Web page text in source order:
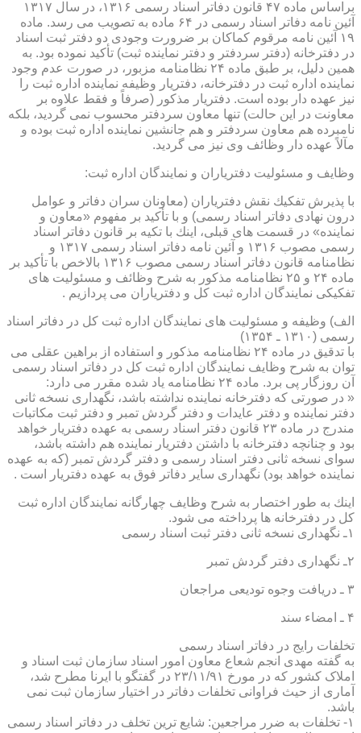
براساس ماده ۴۷ قانون دفاتر اسناد رسمی ۱۳۱۶، در سال ۱۳۱۷
آئین نامه دفاتر اسناد رسمی در ۶۴ ماده به تصویب می رسد. ماده
۱۹ آئین نامه مرقوم كماكان بر ضرورت وجودی دو دفتر ثبت اسناد
در دفترخانه (دفتر سردفتر و دفتر نماینده ثبت) تأكید نموده بود. به
همین دلیل، بر طبق ماده ۲۴ نظامنامه مزبور، در صورت عدم وجود
نماینده اداره ثبت در دفترخانه، دفتریار وظیفه نماینده اداره ثبت را
نیز عهده دار بوده است. دفتریار مذكور (صرفاً و فقط علاوه بر
معاونت در این حالت) تنها معاون سردفتر محسوب نمی گردید، بلكه
نامبرده هم معاون سردفتر و هم جانشین نماینده اداره ثبت بوده و
مآلاً عهده دار وظائف وی نیز می گردید.
وظایف و مسئولیت دفتریاران و نمایندگان اداره ثبت:
با پذیرش تفكیك نقش دفتریاران (معاونان سران دفاتر و عوامل
درون نهادی دفاتر اسناد رسمی) و با تأكید بر مفهوم «معاون و
نماینده» در قسمت های قبلی، اینك با تكیه بر قانون دفاتر اسناد
رسمی مصوب ۱۳۱۶ و آئین نامه دفاتر اسناد رسمی ۱۳۱۷ و
نظامنامه قانون دفاتر اسناد رسمی مصوب ۱۳۱۶ بالاخص با تأكید بر
ماده ۲۴ و ۲۵ نظامنامه مذكور به شرح وظائف و مسئولیت های
تفكیكی نمایندگان اداره ثبت كل و دفتریاران می پردازیم .
الف) وظیفه و مسئولیت های نمایندگان اداره ثبت كل در دفاتر اسناد
رسمی (۱۳۱۰ ـ ۱۳۵۴)
با تدقیق در ماده ۲۴ نظامنامه مذكور و استفاده از براهین عقلی می
توان به شرح وظایف نمایندگان اداره ثبت كل در دفاتر اسناد رسمی
آن روزگار پی برد. ماده ۲۴ نظامنامه یاد شده مقرر می دارد:
« در صورتی كه دفترخانه نماینده نداشته باشد، نگهداری نسخه ثانی
دفتر نماینده و دفتر عایدات و دفتر گردش تمبر و دفتر ثبت مكاتبات
مندرج در ماده ۲۳ قانون دفتر اسناد رسمی به عهده دفتریار خواهد
بود و چنانچه دفترخانه با داشتن دفتریار نماینده هم داشته باشد،
سوای نسخه ثانی دفتر اسناد رسمی و دفتر گردش تمبر (كه به عهده
نماینده خواهد بود) نگهداری سایر دفاتر فوق به عهده دفتریار است .
اینك به طور اختصار به شرح وظایف چهارگانه نمایندگان اداره ثبت
كل در دفترخانه ها پرداخته می شود.
۱ـ نگهداری نسخه ثانی دفتر ثبت اسناد رسمی
۲ـ نگهداری دفتر گردش تمبر
۳ ـ دریافت وجوه تودیعی مراجعان
۴ ـ امضاء سند
تخلفات رایج در دفاتر اسناد رسمی
به گفته مهدی انجم شعاع معاون امور اسناد سازمان ثبت اسناد و
املاک کشور که در مورخ ۲۳/۱۱/۹۱ در گفتگو با ایرنا مطرح شد،
آماری از حیث فراوانی تخلفات دفاتر در اختیار سازمان ثبت نمی
باشد.
۱- تخلفات به ضرر مراجعین: شایع ترین تخلف در دفاتر اسناد رسمی